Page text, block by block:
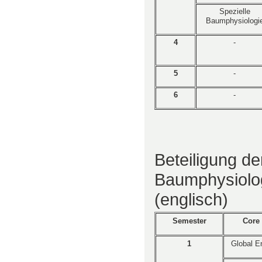
Spezielle
4 -
5 -
6 -
Beteiligung
(englisch)
Semester
1 Global